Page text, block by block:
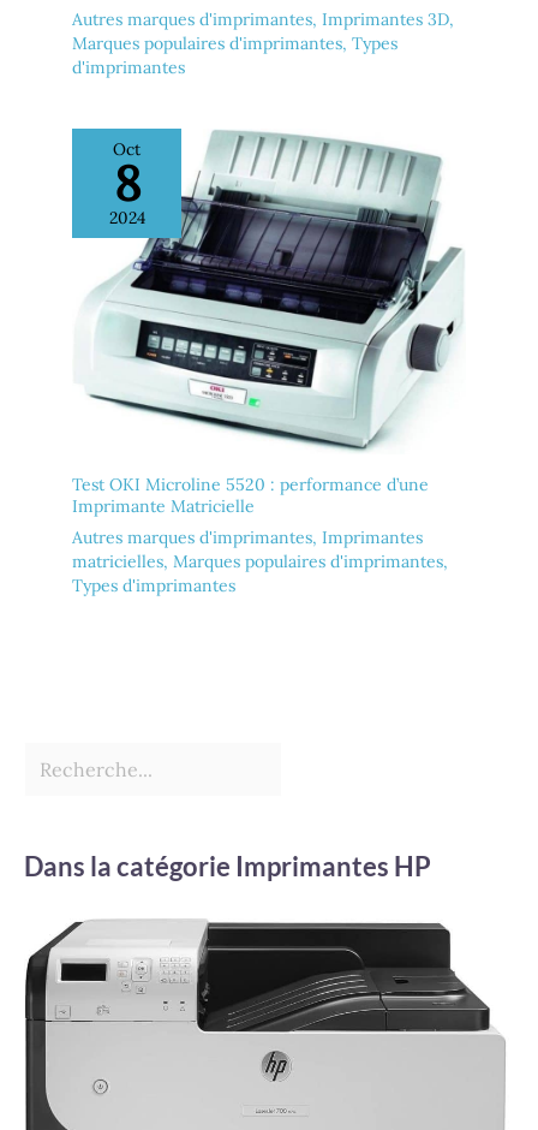
Autres marques d'imprimantes, Imprimantes 3D,
Marques populaires d'imprimantes, Types
d'imprimantes
Oct
8
2024
Test OKI Microline 5520 : performance d’une
Imprimante Matricielle
Autres marques d'imprimantes, Imprimantes
matricielles, Marques populaires d'imprimantes,
Types d'imprimantes
Dans la catégorie Imprimantes HP